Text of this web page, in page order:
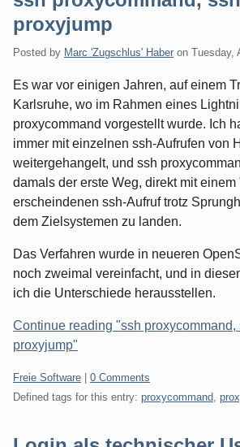
proxyjump
Posted by Marc 'Zugschlus' Haber on Tuesday,
Es war vor einigen Jahren, auf einem
Karlsruhe, wo im Rahmen eines
proxycommand vorgestellt wurde. Ich
immer mit einzelnen ssh-Aufrufen von
weitergehangelt, und ssh
damals der erste Weg, direkt mit einem
erscheindenen ssh-Aufruf trotz
dem Zielsystemen zu landen.
Das Verfahren wurde in neueren
noch zweimal vereinfacht, und in
ich die Unterschiede herausstellen.
Continue reading "ssh proxycommand,
proxyjump"
Categories:
Freie Software
0 Comments
Defined tags for this entry: proxycommand